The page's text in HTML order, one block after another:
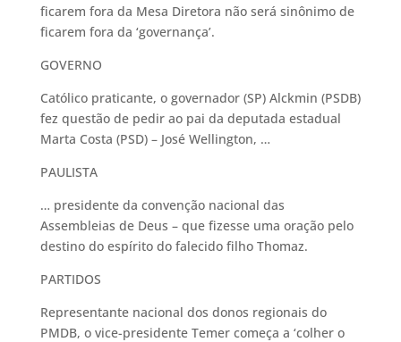
ficarem fora da Mesa Diretora não será sinônimo de
ficarem fora da ‘governança’.
GOVERNO
Católico praticante, o governador (SP) Alckmin (PSDB)
fez questão de pedir ao pai da deputada estadual
Marta Costa (PSD) – José Wellington, …
PAULISTA
… presidente da convenção nacional das
Assembleias de Deus – que fizesse uma oração pelo
destino do espírito do falecido filho Thomaz.
PARTIDOS
Representante nacional dos donos regionais do
PMDB, o vice-presidente Temer começa a ‘colher o